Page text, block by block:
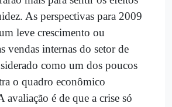
As perspectivas para 2009
leve crescimento ou
vendas internas do setor de
como um dos poucos
o quadro econômico
avaliação é de que a crise só